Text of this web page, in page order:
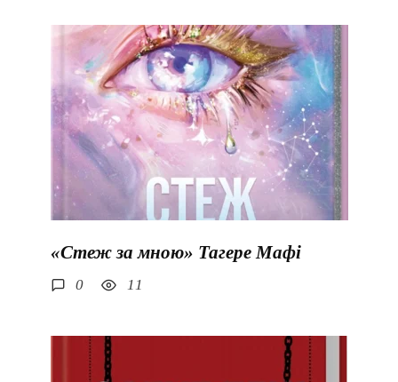
«Стеж за мною» Тагере Мафі
0 11